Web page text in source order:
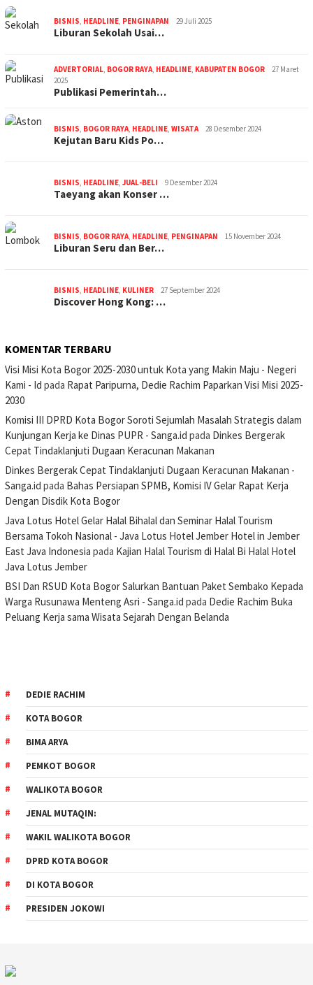
BISNIS, HEADLINE, PENGINAPAN 29 Juli 2025
Liburan Sekolah Usai…
ADVERTORIAL, BOGOR RAYA, HEADLINE, KABUPATEN BOGOR
27 Maret
2025
Publikasi Pemerintah…
BISNIS, BOGOR RAYA, HEADLINE, WISATA 28 Desember 2024
Kejutan Baru Kids Po…
BISNIS, HEADLINE, JUAL-BELI 9 Desember 2024
Taeyang akan Konser …
BISNIS, BOGOR RAYA, HEADLINE, PENGINAPAN 15 November 2024
Liburan Seru dan Ber…
BISNIS, HEADLINE, KULINER 27 September 2024
Discover Hong Kong: …
KOMENTAR TERBARU
Visi Misi Kota Bogor 2025-2030 untuk Kota yang Makin Maju - Negeri
Kami - Id pada Rapat Paripurna, Dedie Rachim Paparkan Visi Misi 2025-
2030
Komisi III DPRD Kota Bogor Soroti Sejumlah Masalah Strategis dalam
Kunjungan Kerja ke Dinas PUPR - Sanga.id pada Dinkes Bergerak
Cepat Tindaklanjuti Dugaan Keracunan Makanan
Dinkes Bergerak Cepat Tindaklanjuti Dugaan Keracunan Makanan -
Sanga.id pada Bahas Persiapan SPMB, Komisi IV Gelar Rapat Kerja
Dengan Disdik Kota Bogor
Java Lotus Hotel Gelar Halal Bihalal dan Seminar Halal Tourism
Bersama Tokoh Nasional - Java Lotus Hotel Jember Hotel in Jember
East Java Indonesia pada Kajian Halal Tourism di Halal Bi Halal Hotel
Java Lotus Jember
BSI Dan RSUD Kota Bogor Salurkan Bantuan Paket Sembako Kepada
Warga Rusunawa Menteng Asri - Sanga.id pada Dedie Rachim Buka
Peluang Kerja sama Wisata Sejarah Dengan Belanda
DEDIE RACHIM
KOTA BOGOR
BIMA ARYA
PEMKOT BOGOR
WALIKOTA BOGOR
JENAL MUTAQIN:
WAKIL WALIKOTA BOGOR
DPRD KOTA BOGOR
DI KOTA BOGOR
PRESIDEN JOKOWI